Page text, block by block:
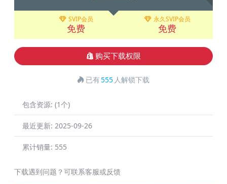
SVIP会员
免费
永久SVIP会员
免费
购买下载权限
已有555 人解锁下载
包含资源: (1个)
最近更新: 2025-09-26
累计销量: 555
下载遇到问题？可联系客服或反馈